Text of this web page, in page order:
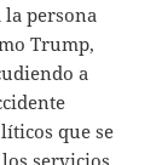
persona
Trump,
a
que se
servicios